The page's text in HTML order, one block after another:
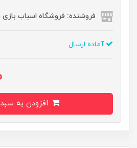
فروشنده: فروشگاه اسباب
آماده ارسال